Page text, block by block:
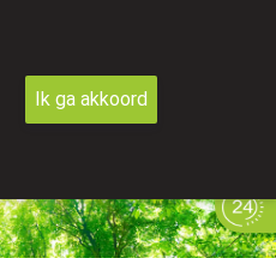
Ik ga akkoord